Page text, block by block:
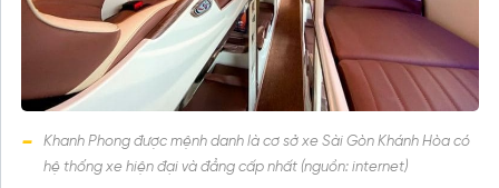
Khanh Phong được mệnh danh là cơ sở xe Sài Gòn Khánh Hòa có
hệ thống xe hiện đại và đẳng cấp nhất (nguồn: internet)